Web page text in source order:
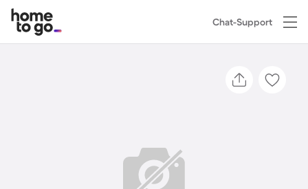
Chat-Support